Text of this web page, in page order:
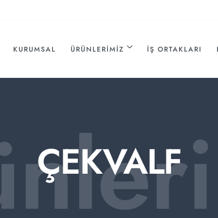
KURUMSAL ÜRÜNLERIMIZ İŞ ORTAKLARI
ÇEKVALF